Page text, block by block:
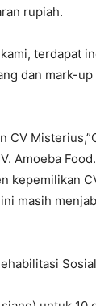
rupiah.
terdapat
dan mark-
CV
Amoeba
kepemilikan
masih